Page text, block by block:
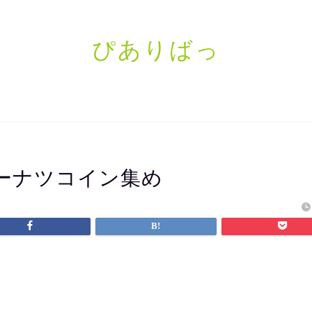
ぴありばっ
ナツコイン集め